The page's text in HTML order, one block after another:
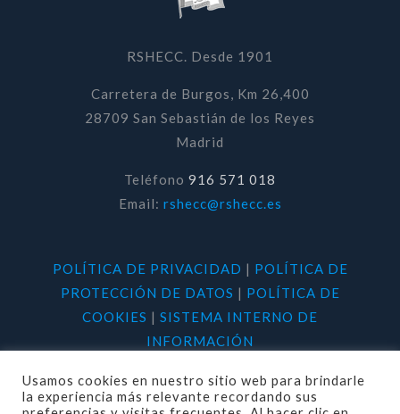
RSHECC. Desde 1901
Carretera de Burgos, Km 26,400
28709 San Sebastián de los Reyes
Madrid
Teléfono 916 571 018
Email: rshecc@rshecc.es
POLÍTICA DE PRIVACIDAD | POLÍTICA DE
PROTECCIÓN DE DATOS | POLÍTICA DE
COOKIES | SISTEMA INTERNO DE
INFORMACIÓN
Usamos cookies en nuestro sitio web para brindarle
la experiencia más relevante recordando sus